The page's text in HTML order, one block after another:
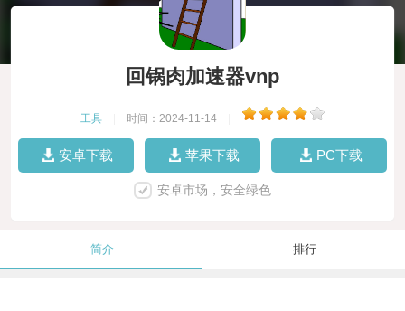
回锅肉加速器vnp
工具 时间：2024-11-14
安卓下载 苹果下载 PC下载
安卓市场，安全绿色
简介 排行